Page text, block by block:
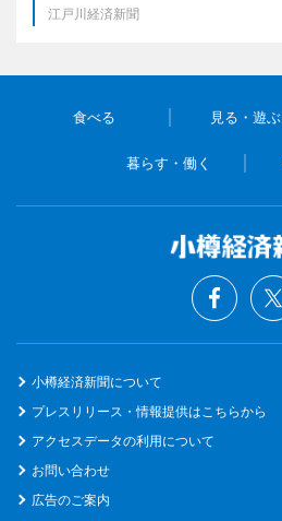
江戸川経済新聞
食べる 見る・遊ぶ
暮らす・働く
小樽経済新聞について
プレスリリース・情報提供はこちらから
アクセスデータの利用について
お問い合わせ
広告のご案内